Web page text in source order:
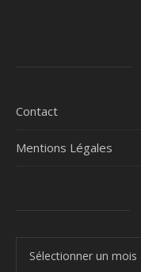
Contact
Mentions Légales